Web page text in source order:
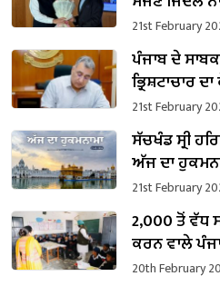
₹1,500 ਕਰੋੜ
21st February
ਪੰਜਾਬ ਦੇ
ਭ੍ਰਿਸ਼ਟਾਚਾਰ
ਪ੍ਰਵਾਨਗੀ
21st February
ਸੱਚਖੰਡ ਸ੍ਰੀ
ਅੱਜ ਦਾ
21st February
2,000 ਤੋਂ ਵੱਧ
ਕਰਨ ਵਾਲੇ
ਹਰਜੋਤ ਸਿੰਘ
20th February